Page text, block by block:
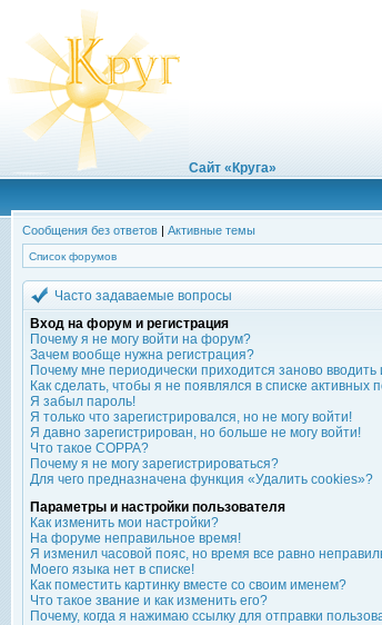
Сайт «Круга»
Сообщения без ответов | Активные темы
Список форумов
Часто задаваемые вопросы
Вход на форум и регистрация
Почему я не могу войти на форум?
Зачем вообще нужна регистрация?
Почему мне периодически приходится заново
Как сделать, чтобы я не появлялся в списке активных
Я забыл пароль!
Я только что зарегистрировался, но не могу войти!
Я давно зарегистрирован, но больше не могу войти!
Что такое COPPA?
Почему я не могу зарегистрироваться?
Для чего предназначена функция «Удалить cookies»?
Параметры и настройки пользователя
Как изменить мои настройки?
На форуме неправильное время!
Я изменил часовой пояс, но время все равно
Моего языка нет в списке!
Как поместить картинку вместе со своим именем?
Что такое звание и как изменить его?
Почему, когда я нажимаю ссылку для отправки